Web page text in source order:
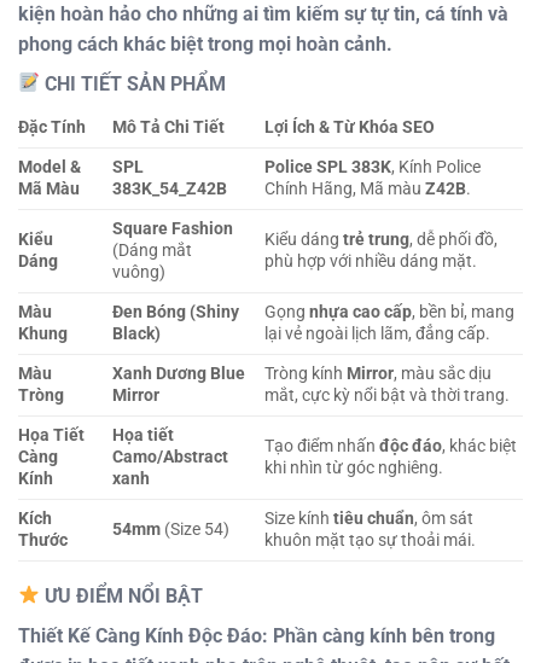
kiện hoàn hảo cho những ai tìm kiếm sự tự tin, cá tính và
phong cách khác biệt trong mọi hoàn cảnh.
CHI TIẾT SẢN PHẨM
Đặc Tính Mô Tả Chi Tiết
Lợi Ích & Từ Khóa SEO
Model &
Mã Màu
SPL
383K_54_Z42B
Police SPL 383K, Kính Police
Chính Hãng, Mã màuZ42B.
Kiểu
Dáng
Square Fashion
(Dáng mắt
vuông)
Kiểu dángtrẻ trung, dễ phối đồ,
phù hợp với nhiều dáng mặt.
Màu
Khung
Đen Bóng (Shiny
Black)
Gọngnhựa cao cấp, bền bỉ, mang
lại vẻ ngoài lịch lãm, đẳng cấp.
Màu
Tròng
Xanh Dương Blue
Mirror
Tròng kính Mirror, màu sắc dịu
mắt, cực kỳ nổi bật và thời trang.
Họa Tiết
Càng
Kính
Họa tiết
Camo/Abstract
xanh
Tạo điểm nhấnđộc đáo, khác biệt
khi nhìn từ góc nghiêng.
Kích
Thước
54mm (Size 54)
Size kínhtiêu chuẩn, ôm sát
khuôn mặt tạo sự thoải mái.
ƯU ĐIỂM NỔI BẬT
Thiết Kế Càng Kính Độc Đáo: Phần càng kính bên trong